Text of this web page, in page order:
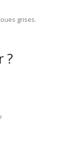
grises.
?